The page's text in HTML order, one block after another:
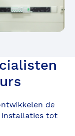
de
installaties tot